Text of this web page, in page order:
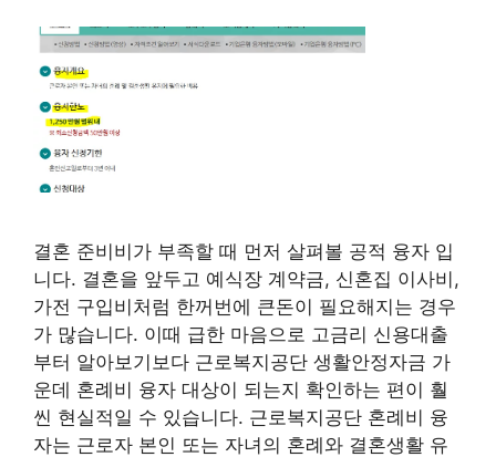
결혼 준비비가 부족할 때 먼저 살펴볼 공적 융자 입
니다. 결혼을 앞두고 예식장 계약금, 신혼집 이사비,
가전 구입비처럼 한꺼번에 큰돈이 필요해지는 경우
가 많습니다. 이때 급한 마음으로 고금리 신용대출
부터 알아보기보다 근로복지공단 생활안정자금 가
운데 혼례비 융자 대상이 되는지 확인하는 편이 훨
씬 현실적일 수 있습니다. 근로복지공단 혼례비 융
자는 근로자 본인 또는 자녀의 혼례와 결혼생활 유